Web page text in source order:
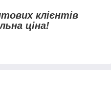
клієнтів
ціна!